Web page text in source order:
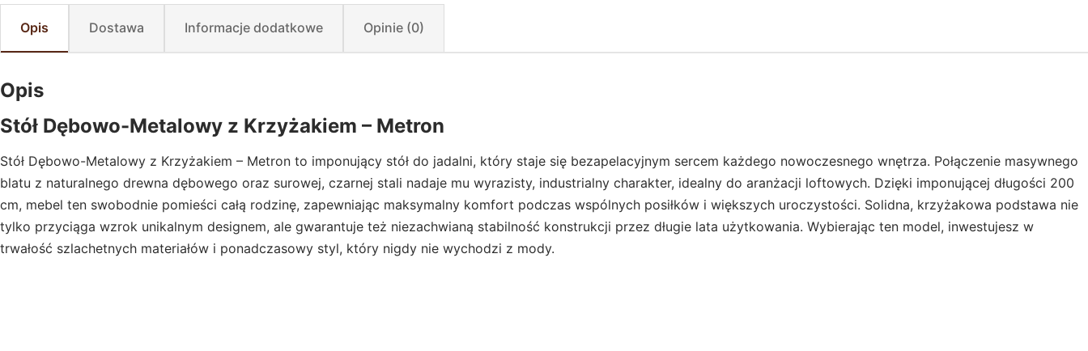
Opis Dostawa Informacje dodatkowe Opinie (0)
Opis
Stół Dębowo-Metalowy z Krzyżakiem – Metron
Stół Dębowo-Metalowy z Krzyżakiem – Metron to imponujący stół do jadalni, który staje się bezapelacyjnym sercem każdego nowoczesnego wnętrza. Połączenie masywnego
blatu z naturalnego drewna dębowego oraz surowej, czarnej stali nadaje mu wyrazisty, industrialny charakter, idealny do aranżacji loftowych. Dzięki imponującej długości 200
cm, mebel ten swobodnie pomieści całą rodzinę, zapewniając maksymalny komfort podczas wspólnych posiłków i większych uroczystości. Solidna, krzyżakowa podstawa nie
tylko przyciąga wzrok unikalnym designem, ale gwarantuje też niezachwianą stabilność konstrukcji przez długie lata użytkowania. Wybierając ten model, inwestujesz w
trwałość szlachetnych materiałów i ponadczasowy styl, który nigdy nie wychodzi z mody.